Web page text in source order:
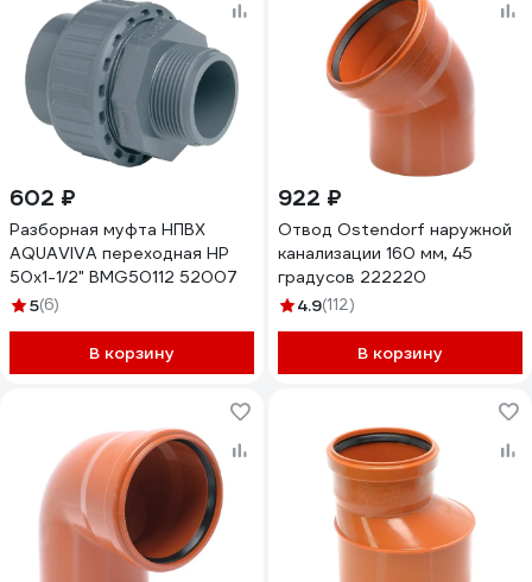
602 ₽
Разборная муфта НПВХ
AQUAVIVA переходная HР
50x1-1/2" BMG50112 52007
5(6)
В корзину
922 ₽
Отвод Ostendorf наружной
канализации 160 мм, 45
градусов 222220
4.9(112)
В корзину